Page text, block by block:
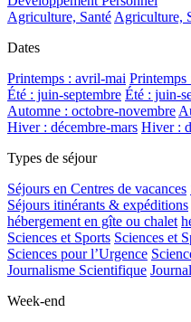
Agriculture, Santé Agriculture,
Dates
Printemps : avril-mai
Été : juin-septembre Été : juin-
Automne : octobre-novembre
Hiver : décembre-mars Hiver :
Types de séjour
Séjours en Centres de vacances
Séjours itinérants & expéditions
hébergement en gîte ou chalet
Sciences et Sports Sciences et
Sciences pour l’Urgence
Journalisme Scientifique
Week-end